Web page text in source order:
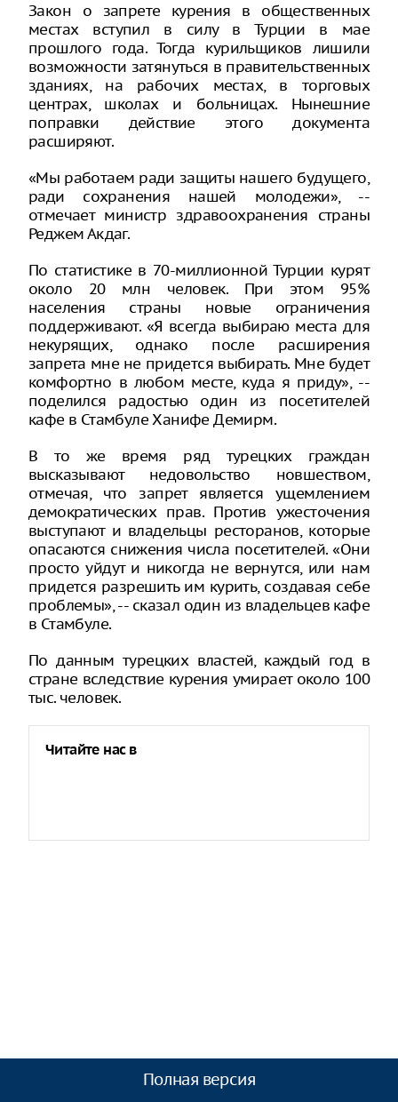
Закон о запрете курения в общественных
местах вступил в силу в Турции в мае
прошлого года. Тогда курильщиков лишили
возможности затянуться в правительственных
зданиях, на рабочих местах, в торговых
центрах, школах и больницах. Нынешние
поправки действие этого документа
расширяют.
«Мы работаем ради защиты нашего будущего,
ради сохранения нашей молодежи», --
отмечает министр здравоохранения страны
Реджем Акдаг.
По статистике в 70-миллионной Турции курят
около 20 млн человек. При этом 95%
населения страны новые ограничения
поддерживают. «Я всегда выбираю места для
некурящих, однако после расширения
запрета мне не придется выбирать. Мне будет
комфортно в любом месте, куда я приду», --
поделился радостью один из посетителей
кафе в Стамбуле Ханифе Демирм.
В то же время ряд турецких граждан
высказывают недовольство новшеством,
отмечая, что запрет является ущемлением
демократических прав. Против ужесточения
выступают и владельцы ресторанов, которые
опасаются снижения числа посетителей. «Они
просто уйдут и никогда не вернутся, или нам
придется разрешить им курить, создавая себе
проблемы», -- сказал один из владельцев кафе
в Стамбуле.
По данным турецких властей, каждый год в
стране вследствие курения умирает около 100
тыс. человек.
Читайте нас в
Полная версия